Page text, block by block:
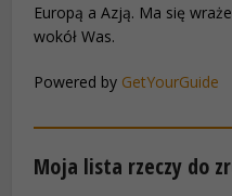
Europą a Azją. Ma się
wokół Was.
Powered by GetYourGuide
Moja lista rzeczy do